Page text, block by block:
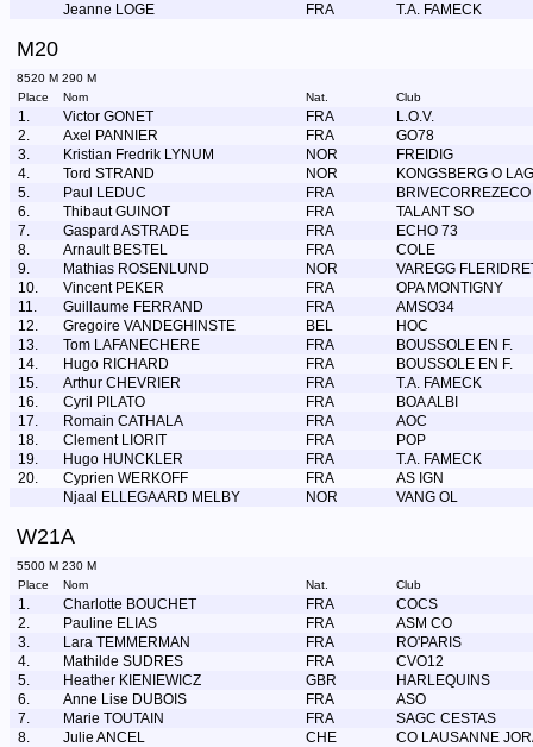
Jeanne LOGE
FRA T.A. FAMECK
M20
8520 M 290 M
Place
Nom Nat. Club
1. Victor GONET FRA
L.O.V.
2.
Axel PANNIER FRA
GO78
3.
Kristian Fredrik LYNUM NOR
FREIDIG
4.
Tord STRAND NOR
KONGSBERG O LAG
5.
Paul LEDUC FRA
BRIVECORREZECO
6.
Thibaut GUINOT FRA
TALANT SO
7.
Gaspard ASTRADE FRA
ECHO 73
8.
Arnault BESTEL FRA
COLE
9.
Mathias ROSENLUND NOR
VAREGG
10.
Vincent PEKER FRA
OPA MONTIGNY
11.
Guillaume FERRAND FRA
AMSO34
12.
Gregoire VANDEGHINSTE BEL
HOC
13.
Tom LAFANECHERE FRA
BOUSSOLE EN F.
14.
Hugo RICHARD FRA
BOUSSOLE EN F.
15.
Arthur CHEVRIER FRA
T.A. FAMECK
16.
Cyril PILATO FRA
BOA ALBI
17.
Romain CATHALA FRA
AOC
18.
Clement LIORIT FRA
POP
19.
Hugo HUNCKLER FRA
T.A. FAMECK
20.
Cyprien WERKOFF FRA
AS IGN
Njaal ELLEGAARD MELBY
NOR VANG OL
W21A
5500 M 230 M
Place
Nom Nat. Club
1. Charlotte BOUCHET FRA
COCS
2.
Pauline ELIAS FRA
ASM CO
3.
Lara TEMMERMAN FRA
RO'PARIS
4.
Mathilde SUDRES FRA
CVO12
5.
Heather KIENIEWICZ GBR
HARLEQUINS
6.
Anne Lise DUBOIS FRA
ASO
7.
Marie TOUTAIN FRA
SAGC CESTAS
8.
Julie ANCEL CHE
CO LAUSANNE